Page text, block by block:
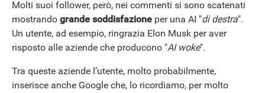
Molti suoi follower, però, nei commenti si sono scatenati
mostrando grande soddisfazione per una AI "di destra".
Un utente, ad esempio, ringrazia Elon Musk per aver
risposto alle aziende che producono "AI woke".
Tra queste aziende l’utente, molto probabilmente,
inserisce anche Google che, lo ricordiamo, per molto